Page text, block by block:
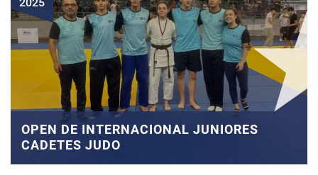
OPEN DE INTERNACIONAL JUNIORES
CADETES JUDO